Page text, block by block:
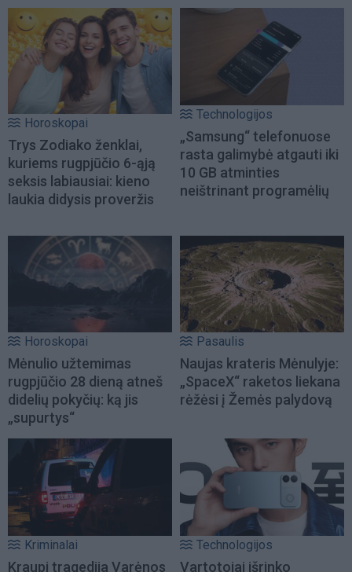
Horoskopai
Trys Zodiako ženklai,
kuriems rugpjūčio 6-ąją
seksis labiausiai: kieno
laukia didysis proveržis
Technologijos
„Samsung“ telefonuose
rasta galimybė atgauti iki
10 GB atminties
neištrinant programėlių
Horoskopai
Mėnulio užtemimas
rugpjūčio 28 dieną atneš
didelių pokyčių: ką jis
„supurtys“
Pasaulis
Naujas krateris Mėnulyje:
„SpaceX“ raketos liekana
rėžėsi į Žemės palydovą
Kriminalai
Kraupi tragedija Varėnos
Technologijos
Vartotojai išrinko